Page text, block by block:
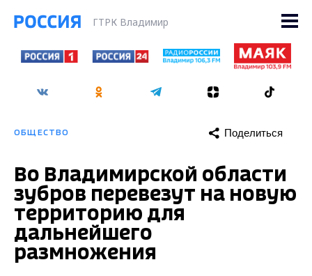
ГТРК Владимир
ОБЩЕСТВО Поделиться
Во Владимирской области
зубров перевезут на новую
территорию для
дальнейшего
размножения